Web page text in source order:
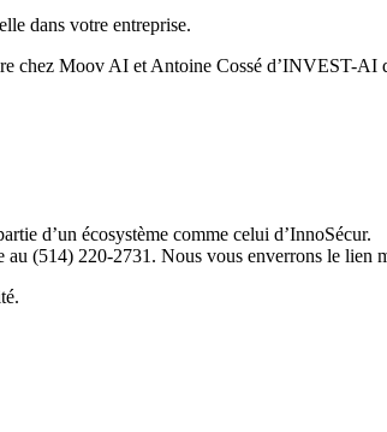
dans votre entreprise.
chez Moov AI et Antoine Cossé d’INVEST-AI
d’un écosystème comme celui d’InnoSécur.
(514) 220-2731. Nous vous enverrons le lien